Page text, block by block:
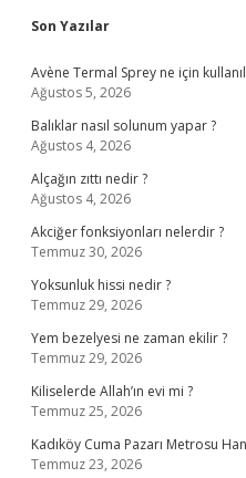
Sidebar
Son Yazılar
Avène Termal Sprey ne için
Ağustos 5, 2026
Balıklar nasıl solunum yapar ?
Ağustos 4, 2026
Alçağın zıttı nedir ?
Ağustos 4, 2026
Akciğer fonksiyonları nelerdir ?
Temmuz 30, 2026
Yoksunluk hissi nedir ?
Temmuz 29, 2026
Yem bezelyesi ne zaman ekilir ?
Temmuz 29, 2026
Kiliselerde Allah’ın evi mi ?
Temmuz 25, 2026
Kadıköy Cuma Pazarı Metrosu
Temmuz 23, 2026